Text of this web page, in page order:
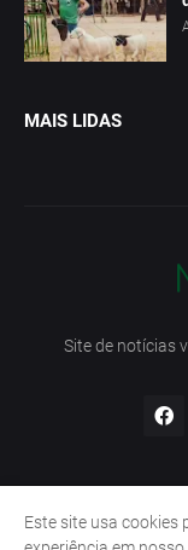
MAIS LIDAS
Site de notícias
Início
Este site usa cookies